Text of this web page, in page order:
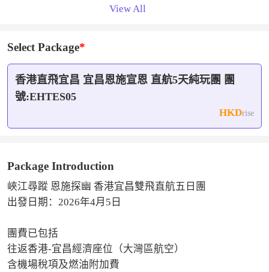
★ 世界水電之都•秀美之城•愛上宜昌
湖之上感受盛世大國的豪邁
★天下女兒第一城【土家女兒城】
★網紅奇觀地球瞳孔【曜天眼天坑】
★宣恩古三大關隘之一【獅子關】
★ 舌尖上的宜昌·CBD美食盛宴CBD美食街
★ 恩施市- 恩施興際國際酒店或同級2晚
【大灣區航空】
參考航班：HB851 19:05-21:30 宜昌-香港
View All
Select Package
香港直飛宜昌 宜昌恩施宣恩 直航5天純玩團 團
號:EHTES05
HKDrise
Package Introduction
峽江尋蹤 恩施探幽 香港宜昌雙飛直航五日團
出發日期：2026年4月5日
團費已包括
往返香港-宜昌經濟座位（大灣區航空）
含機場稅項及燃油附加費